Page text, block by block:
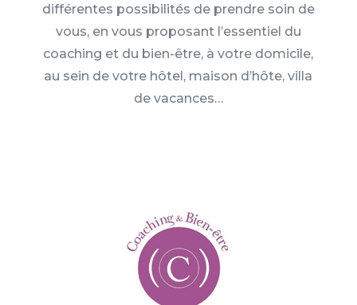
différentes possibilités de prendre soin de
vous, en vous proposant l’essentiel du
coaching et du bien-être, à votre domicile,
au sein de votre hôtel, maison d’hôte, villa
de vacances…